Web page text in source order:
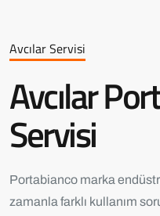
Avcılar Servisi
Avcılar
Servisi
Portabianco marka
zamanla farklı kullanım